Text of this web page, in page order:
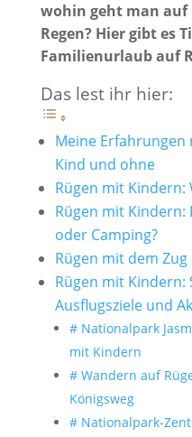
wohin geht man auf
Regen? Hier gibt es
Familienurlaub auf
Das lest ihr hier:
Meine
Kind und ohne
Rügen mit Kindern:
Rügen mit
oder Camping?
Rügen mit dem Zug
Rügen mit Kindern:
Ausflugsziele und
# Nationalpark
mit Kindern
# Wandern auf
Königsweg
# Nationalpark-